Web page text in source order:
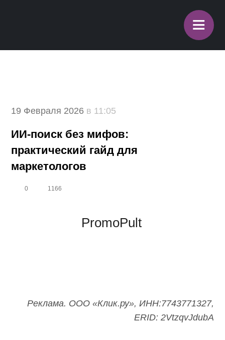
≡
19 Февраля 2026 в 11:05
ИИ-поиск без мифов:
практический гайд для
маркетологов
0 1166
PromoPult
Реклама. ООО «Клик.ру», ИНН:7743771327,
ERID: 2VtzqvJdubA